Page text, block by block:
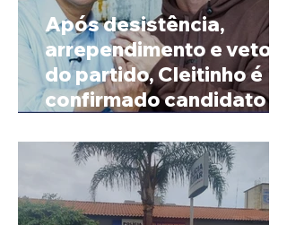
Após desistência,
arrependimento e veto
do partido, Cleitinho é
confirmado candidato ao